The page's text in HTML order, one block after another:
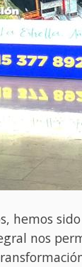
hemos
nos